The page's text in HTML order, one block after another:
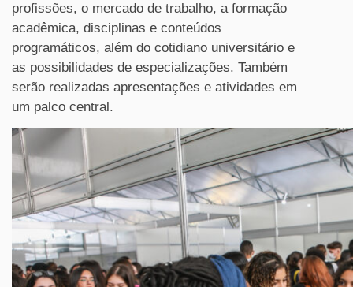
profissões, o mercado de trabalho, a formação
acadêmica, disciplinas e conteúdos
programáticos, além do cotidiano universitário e
as possibilidades de especializações. Também
serão realizadas apresentações e atividades em
um palco central.